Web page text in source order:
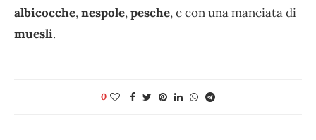
albicocche,nespole,pesche, e con una manciata di
muesli.
0